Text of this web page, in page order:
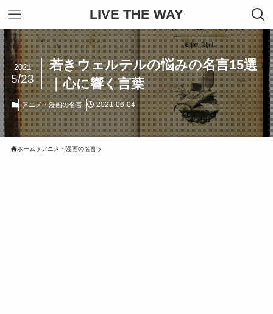
LIVE THE WAY
若きウェルテルの悩みの名言15選
｜心に響く言葉
2021
5/23
アニメ・漫画の名言 2021-06-04
ホーム アニメ・漫画の名言